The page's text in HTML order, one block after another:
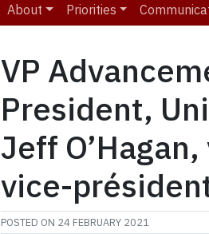
About Priorities
VP
President,
Jeff
vice-
POSTED ON 24 FEBRUARY 2021